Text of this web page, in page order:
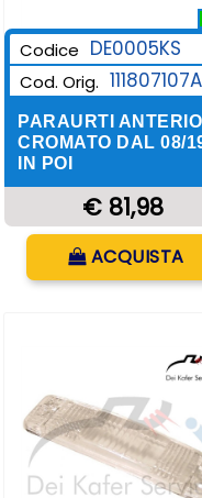
Codice DE0005KS
Cod. Orig. 111807107A
PARAURTI
CROMATO DAL 08/
IN POI
€ 81,98
ACQUISTA